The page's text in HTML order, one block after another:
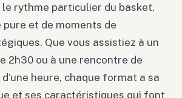
rythme particulier du basket,
pure et de moments de
Que vous assistiez à un
2h30 ou à une rencontre de
heure, chaque format a sa
et ses caractéristiques qui font